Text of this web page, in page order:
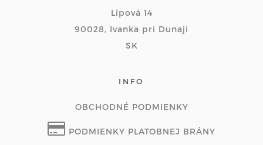
Lipová 14
90028, Ivanka pri Dunaji
SK
INFO
OBCHODNÉ PODMIENKY
PODMIENKY PLATOBNEJ BRÁNY